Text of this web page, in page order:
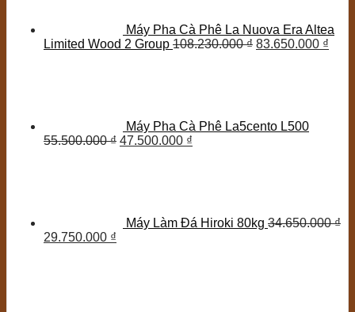
Máy Pha Cà Phê La Nuova Era Altea
Limited Wood 2 Group 108.230.000₫ 83.650.000 ₫
Máy Pha Cà Phê La5cento L500
55.500.000₫ 47.500.000 ₫
Máy Làm Đá Hiroki 80kg 34.650.000₫
29.750.000 ₫